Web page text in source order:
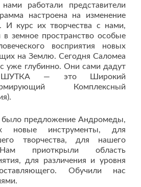
работали представители
настроена на изменение
И курс их творчества с нами,
в земное пространство особые
восприятия новых
на Землю. Сегодня Саломеа
уже глубинно. Они сами дадут
— это Широкий
Комплексный
было предложение Андромеды,
новые инструменты, для
творчества, для нашего
Нам приоткрыли область
для различения и уровня
Обучили нас